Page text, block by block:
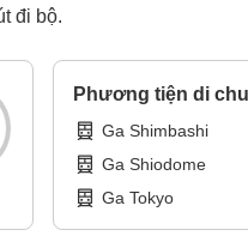
đi bộ.
Phương tiện di
Ga Shimbashi
Ga Shiodome
Ga Tokyo